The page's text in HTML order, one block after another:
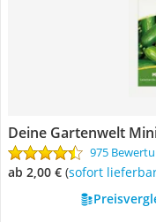
Deine Gartenwelt
975
ab 2,00 € ( Sofort